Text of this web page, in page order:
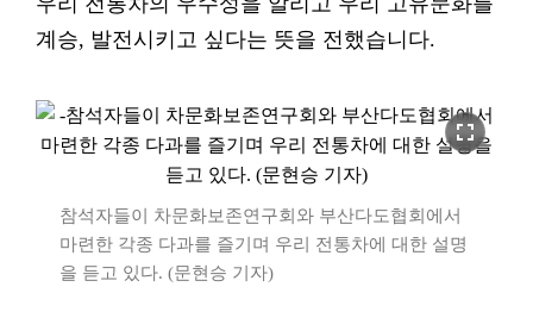
계승, 발전시키고 싶다는 뜻을 전했습니다.
fullscreen
참석자들이 차문화보존연구회와 부산다도협회에서
마련한 각종 다과를 즐기며 우리 전통차에 대한 설명
을 듣고 있다. (문현승 기자)